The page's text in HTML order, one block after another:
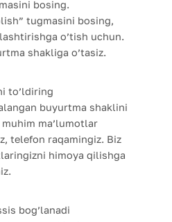
bosing.
tugmasini bosing,
o’tish uchun.
shakliga o’tasiz.
to’ldiring
buyurtma shaklini
ma’lumotlar
telefon raqamingiz. Biz
himoya qilishga
bog’lanadi